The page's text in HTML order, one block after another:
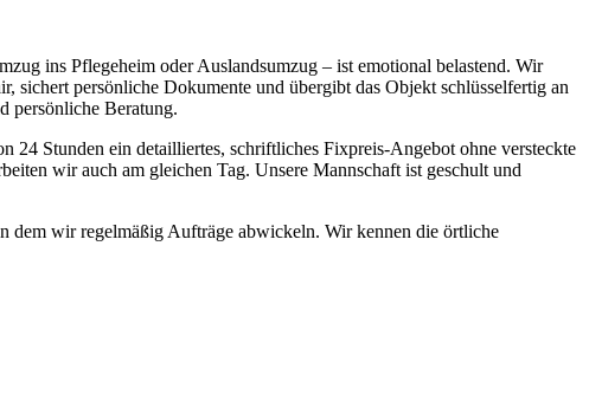
ins Pflegeheim oder Auslandsumzug – ist emotional belastend. Wir
sichert persönliche Dokumente und übergibt das Objekt schlüsselfertig an
persönliche Beratung.
24 Stunden ein detailliertes, schriftliches Fixpreis-Angebot ohne versteckte
wir auch am gleichen Tag. Unsere Mannschaft ist geschult und
wir regelmäßig Aufträge abwickeln. Wir kennen die örtliche